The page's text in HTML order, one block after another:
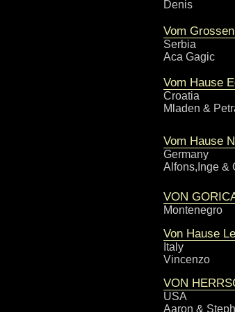
Denis
Vom
Serbia
Aca Gagic
Vom Hause
Croatia
Mladen &
Vom Hause
Germany
Alfons,Inge &
VON
Montenegro
Von Hause
Italy
Vincenzo
VON
USA
Aaron &